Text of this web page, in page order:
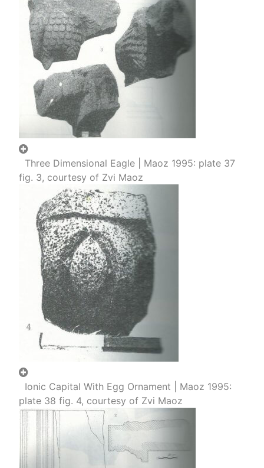
Three Dimensional Eagle | Maoz 1995: plate 37
fig. 3, courtesy of Zvi Maoz
Ionic Capital With Egg Ornament | Maoz 1995:
plate 38 fig. 4, courtesy of Zvi Maoz